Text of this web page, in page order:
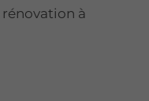
rénovation à